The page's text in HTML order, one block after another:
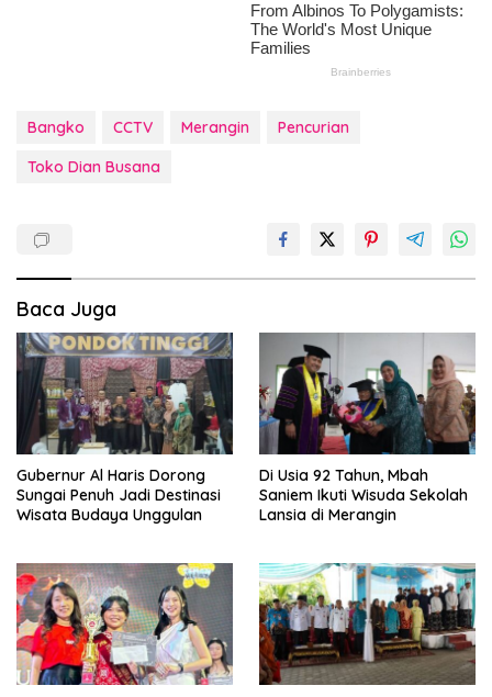
Bangko CCTV Merangin
Pencurian
Toko Dian Busana
Baca Juga
Gubernur Al Haris Dorong
Sungai Penuh Jadi Destinasi
Wisata Budaya Unggulan
Di Usia 92 Tahun, Mbah
Saniem Ikuti Wisuda Sekolah
Lansia di Merangin